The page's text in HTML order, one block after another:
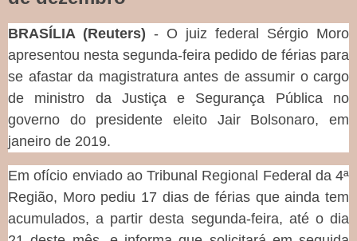
BRASÍLIA (Reuters) - O juiz federal Sérgio Moro
apresentou nesta segunda-feira pedido de férias para
se afastar da magistratura antes de assumir o cargo
de ministro da Justiça e Segurança Pública no
governo do presidente eleito Jair Bolsonaro, em
janeiro de 2019.
Em ofício enviado ao Tribunal Regional Federal da 4ª
Região, Moro pediu 17 dias de férias que ainda tem
acumulados, a partir desta segunda-feira, até o dia